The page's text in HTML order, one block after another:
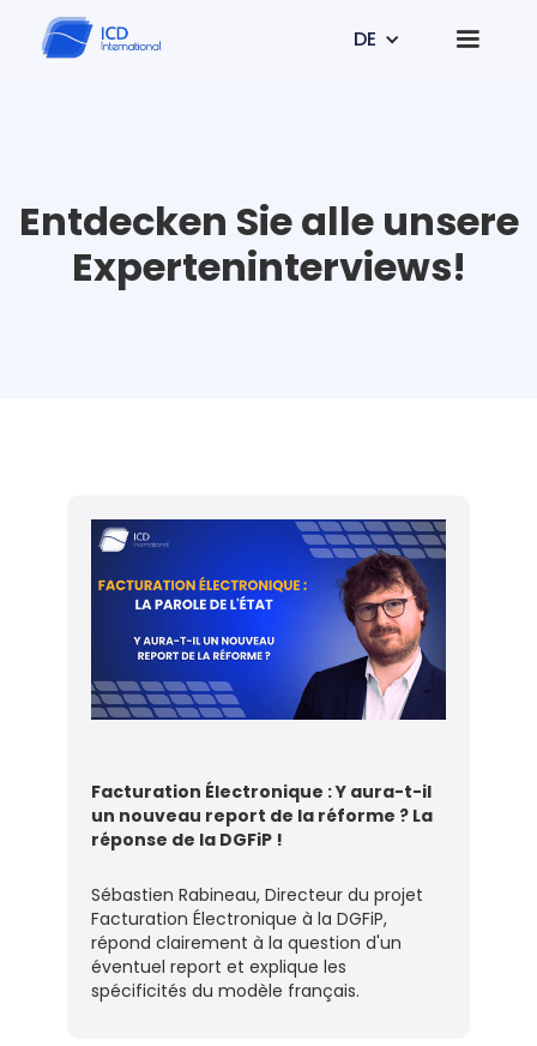
DE
Entdecken Sie alle unsere
Experteninterviews!
Facturation Électronique : Y aura-t-il
un nouveau report de la réforme ? La
réponse de la DGFiP !
Sébastien Rabineau, Directeur du projet
Facturation Électronique à la DGFiP,
répond clairement à la question d'un
éventuel report et explique les
spécificités du modèle français.